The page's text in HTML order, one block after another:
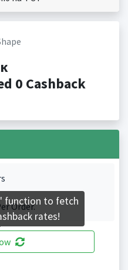
0 Cashback
Order.
function to fetch
rates!